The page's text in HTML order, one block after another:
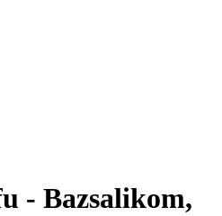
- Bazsalikom,